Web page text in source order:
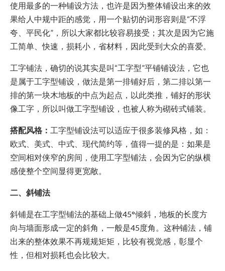
使用最多的一种铺设方法，也许是因为整体铺设出来的效
果给人中规中距的感觉，用一个贴切的词形容则是“不浮
夸、平民化”，所以大家都比较容易接受；其次是因为它施
工简单、快速，损耗小，省材料，因此受到大众的喜爱。
工字铺法，确切的说其实是叫“工字型”平铺铺设法，它也
是属于工字型铺设，做法是第一排铺好后，第二排以第一
排的第一块木地板的中点为起点，以此类推，铺好的形状
像工字，所以叫做工字型铺设，也被人称为砌砖式铺装。
搭配风格： 工字型铺设法可以适应于很多装修风格，如：
欧式、美式、中式、现代简约等，值得一提的是：如果是
空间相对侠窄的房间，使用工字型铺法，会因为它的纵横
感使整个空间显得更宽敞。
二、斜铺法
斜铺是在工字型铺法的基础上做45°倾斜，地板的长度方
向与墙面形成一定的斜角，一般是45度角。这种铺法，铺
出来的整体效果不再规规矩矩，比较有视觉感，彰显个
性，但相对损耗也会比较大。